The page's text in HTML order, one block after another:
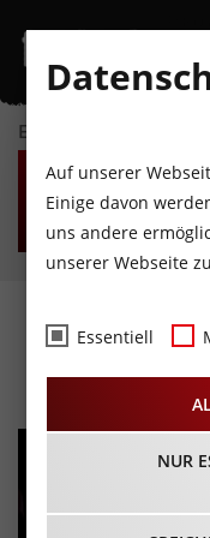
EVENTKALENDER
MO
10
AUGUST
DI
11
AUGUST
Auf unserer
Einige davon
uns andere
unserer Webseite
Essentiell
NUR